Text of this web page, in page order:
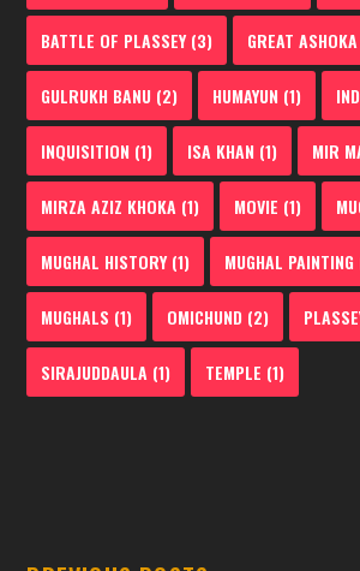
BATTLE OF PLASSEY(3) GREAT ASHOKA
GULRUKH BANU (2) HUMAYUN (1)
INQUISITION (1) ISA KHAN (1) MIR
MIRZA AZIZ KHOKA (1) MOVIE (1)
MUGHAL HISTORY(1) MUGHAL PAINTING
MUGHALS (1) OMICHUND (2)
SIRAJUDDAULA (1) TEMPLE (1)